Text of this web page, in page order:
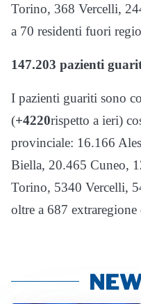
Torino, 368 Vercelli,
a 70 residenti fuori
147.203 pazienti
I pazienti guariti sono
(+4220rispetto a ieri)
provinciale: 16.166
Biella, 20.465 Cuneo,
Torino, 5340 Vercelli,
oltre a 687